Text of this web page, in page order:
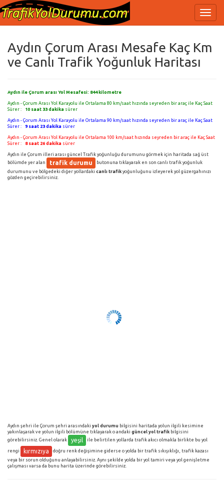
Aydın Çorum Arası Mesafe Kaç Km
ve Canlı Trafik Yoğunluk Haritası
Aydın ile Çorum arası Yol Mesafesi: 844kilometre
Aydın - Çorum Arası Yol Karayolu ile Ortalama 80 km/saat hızında seyreden bir araç ile Kaç Saat
Sürer :
10 saat 33 dakika sürer
Aydın - Çorum Arası Yol Karayolu ile Ortalama 90 km/saat hızında seyreden bir araç ile Kaç Saat
Sürer :
9 saat 23 dakika sürer
Aydın - Çorum Arası Yol Karayolu ile Ortalama 100 km/saat hızında seyreden bir araç ile Kaç Saat
Sürer :
8 saat 26 dakika sürer
Aydın ile Çorum illeri arası güncel Trafik yoğunluğu durumunu görmek için haritada sağ üst
bölümde yer alan
trafik durumu
butonuna tıklayarak en son canlı trafik yoğunluk
durumunu ve bölgedeki diğer yollardaki canlı trafik yoğunluğunu izleyerek yol güzergahınızı
gözden geçirebilirsiniz.
Aydın şehri ile Çorum şehri arasındaki yol durumu bilgisini haritada yolun ilgili kesimine
yakınlaşarak ve yolun ilgili bölümüne tıklayarak o andaki güncel yol trafik bilgisini
görebilirsiniz. Genel olarak
yeşil ile belirtilen yollarda trafik akıcı olmakla birlikte bu yol
rengi kırmızıya
doğru renk değişimine giderse o yolda bir trafik sıkışıklığı, trafik kazası
veya bir sorun olduğunu anlayabilirsiniz. Aynı şekilde yolda bir yol tamiri veya yol genişletme
çalışması varsa da bunu harita üzerinde görebilirsiniz.